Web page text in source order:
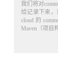
我们将对
给记录下来，
cloud的
Maven（项目